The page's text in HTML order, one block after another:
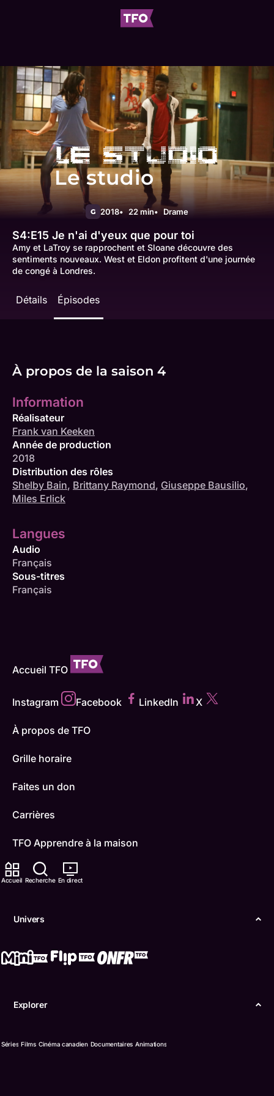
Accueil Recherche En direct
Univers
Explorer
Séries Films Cinéma canadien Documentaires Animations
Le studio
G 2018 22 min Drame
S4:E15 Je n'ai d'yeux que pour toi
Amy et LaTroy se rapprochent et Sloane découvre des
sentiments nouveaux. West et Eldon profitent d'une journée
de congé à Londres.
Détails Épisodes
À propos de la saison 4
Information
Réalisateur
Frank van Keeken
Année de production
2018
Distribution des rôles
Shelby Bain, Brittany Raymond, Giuseppe Bausilio,
Miles Erlick
Langues
Audio
Français
Sous-titres
Français
Accueil TFO
Instagram Facebook LinkedIn X
À propos de TFO
Grille horaire
Faites un don
Carrières
TFO Apprendre à la maison
Comment nous capter
IDÉLLO
Conditions d'utilisation
Accessibilité